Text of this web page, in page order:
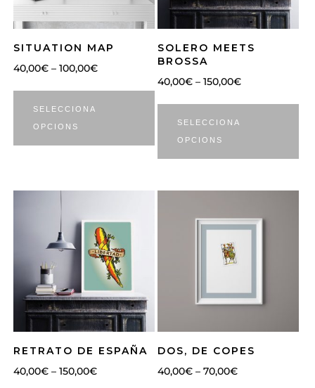
SITUATION MAP
40,00€ – 100,00€
SELECCIONA
OPCIONS
SOLERO MEETS
BROSSA
40,00€ – 150,00€
SELECCIONA
OPCIONS
RETRATO DE ESPAÑA
40,00€ – 150,00€
DOS, DE COPES
40,00€ – 70,00€